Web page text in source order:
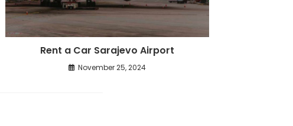
Rent a Car Sarajevo Airport
November 25, 2024